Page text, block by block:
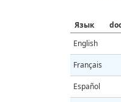
Язык
English
Français
Español